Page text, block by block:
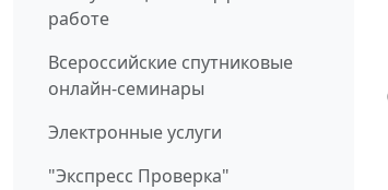
работе
Всероссийские спутниковые
онлайн-семинары
Электронные услуги
"Экспресс Проверка"